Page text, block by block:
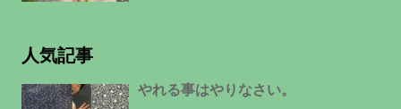
人気記事
やれる事はやりなさい。